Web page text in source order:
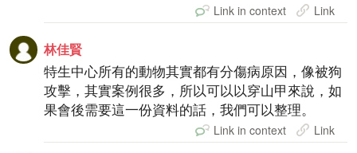
Link in context Link
林佳賢
特生中心所有的動物其實都有分傷病原因，像被狗
攻擊，其實案例很多，所以可以以穿山甲來說，如
果會後需要這一份資料的話，我們可以整理。
Link in context Link